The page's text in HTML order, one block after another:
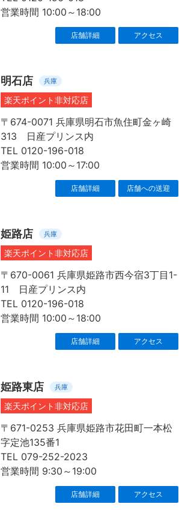
営業時間 10:00～18:00
店舗詳細 アクセス
明石店 兵庫
楽天ポイント非対応店
〒674-0071 兵庫県明石市魚住町金ヶ崎
313 日産プリンス内
TEL 0120-196-018
営業時間 10:00～17:00
店舗詳細 店舗への送迎
姫路店 兵庫
楽天ポイント非対応店
〒670-0061 兵庫県姫路市西今宿3丁目1-
11 日産プリンス内
TEL 0120-196-018
営業時間 10:00～18:00
店舗詳細 アクセス
姫路東店 兵庫
楽天ポイント非対応店
〒671-0253 兵庫県姫路市花田町一本松
字定池135番1
TEL 079-252-2023
営業時間 9:30～19:00
店舗詳細 アクセス